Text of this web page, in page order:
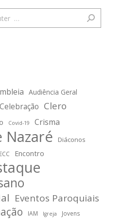
Audiência Geral
Celebração Clero
Covid-19 Crisma
Nazaré
Diáconos
ECC Encontro
Eventos Paroquiais
IAM Igreja Jovens